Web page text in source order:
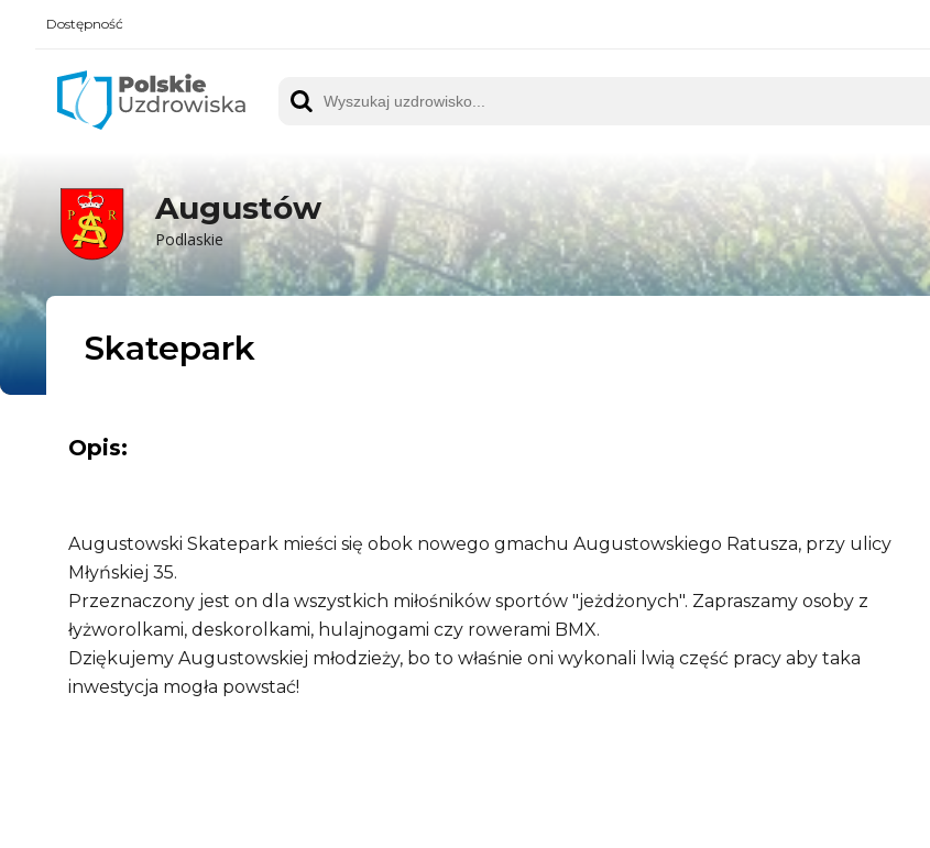
Dostępność
Augustów
Podlaskie
Skatepark
Opis:
Augustowski Skatepark mieści się obok nowego gmachu Augustowskiego Ratusza, przy ulicy
Młyńskiej 35.
Przeznaczony jest on dla wszystkich miłośników sportów "jeżdżonych". Zapraszamy osoby z
łyżworolkami, deskorolkami, hulajnogami czy rowerami BMX.
Dziękujemy Augustowskiej młodzieży, bo to właśnie oni wykonali lwią część pracy aby taka
inwestycja mogła powstać!